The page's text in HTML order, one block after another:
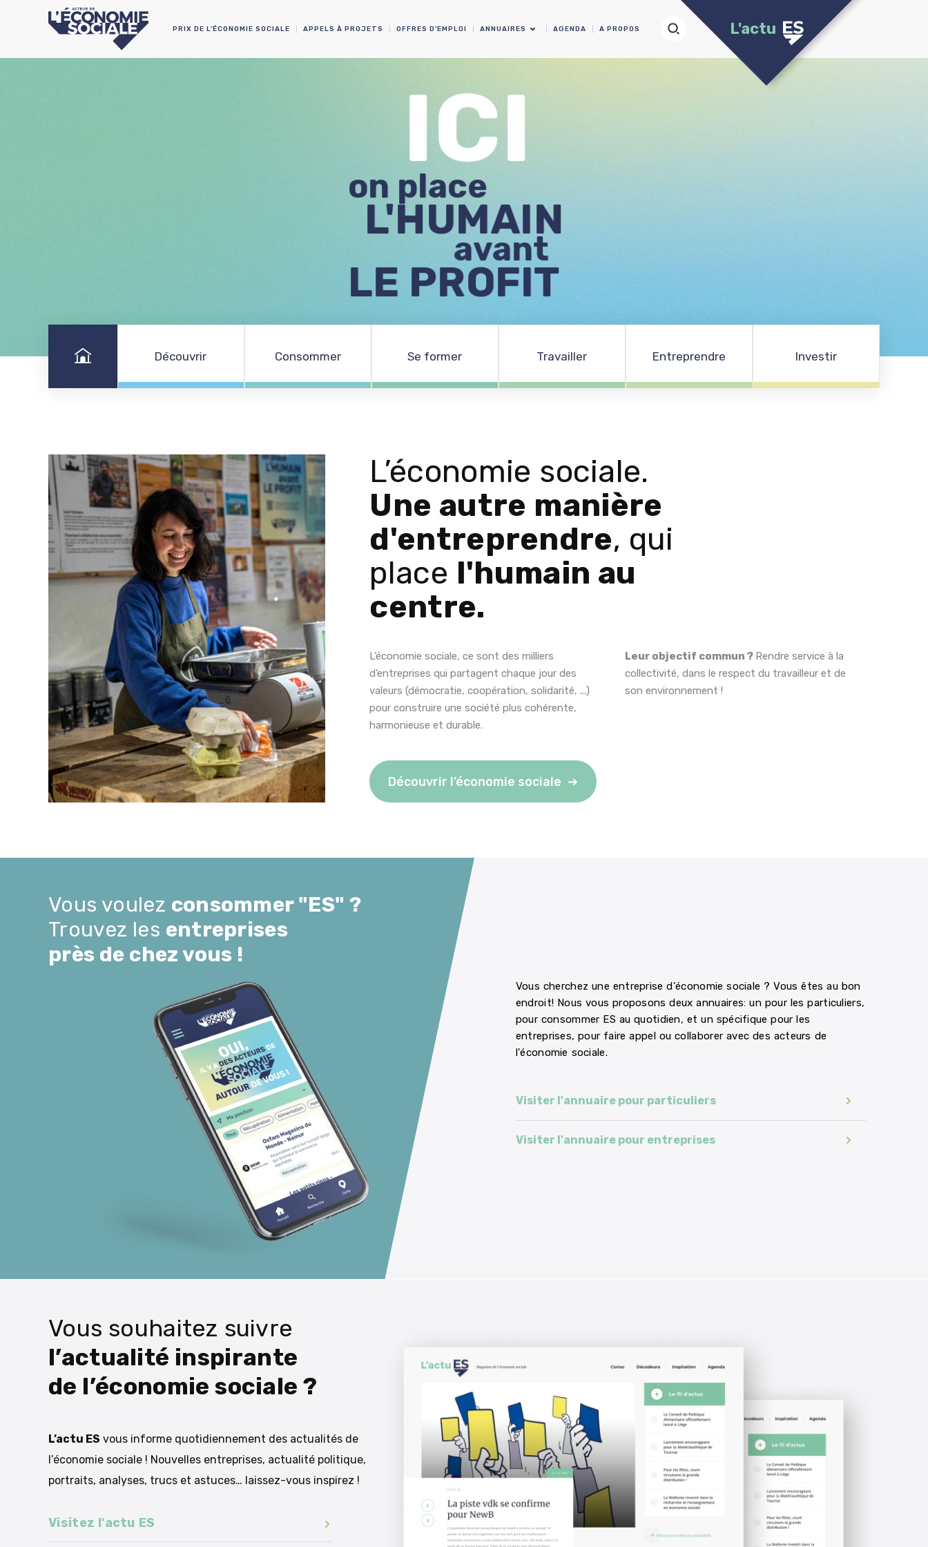
PRIX DE L’ÉCONOMIE SOCIALE APPELS À PROJETS OFFRES D’EMPLOI ANNUAIRES AGENDA A PROPOS L'actu
ICI
on place
L'HUMAIN
avant
LE PROFIT
Accueil Découvrir Consommer Se former Travailler Entreprendre Investir
L’économie sociale.
Une autre manière
d'entreprendre, qui
place l'humain au
centre.
L’économie sociale, ce sont des milliers
d’entreprises qui partagent chaque jour des
valeurs (démocratie, coopération, solidarité, ...)
pour construire une société plus cohérente,
harmonieuse et durable.
Leur objectif commun ? Rendre service à la
collectivité, dans le respect du travailleur et de
son environnement !
Découvrir l’économie sociale
Vous voulez consommer "ES" ?
Trouvez les entreprises
près de chez vous !
Vous cherchez une entreprise d'économie sociale ? Vous êtes au bon
endroit! Nous vous proposons deux annuaires: un pour les particuliers,
pour consommer ES au quotidien, et un spécifique pour les
entreprises, pour faire appel ou collaborer avec des acteurs de
l'économie sociale.
Visiter l'annuaire pour particuliers
Visiter l'annuaire pour entreprises
Vous souhaitez suivre
l’actualité inspirante
de l’économie sociale ?
L’actu ES vous informe quotidiennement des actualités de
l’économie sociale ! Nouvelles entreprises, actualité politique,
portraits, analyses, trucs et astuces… laissez-vous inspirez !
Visitez l'actu ES